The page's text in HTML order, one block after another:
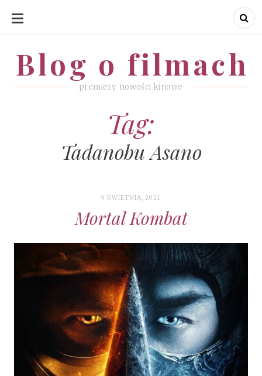
SKIP
CONTENT
Blog o filmach
premiery, nowości kinowe
Blog o filmach
Tag:
Tadanobu Asano
9 KWIETNIA, 2021
Mortal Kombat